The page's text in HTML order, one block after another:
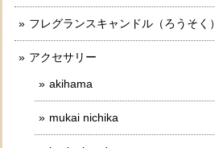
フレグランスキャンドル（ろうそく）
アクセサリー
akihama
mukai nichika